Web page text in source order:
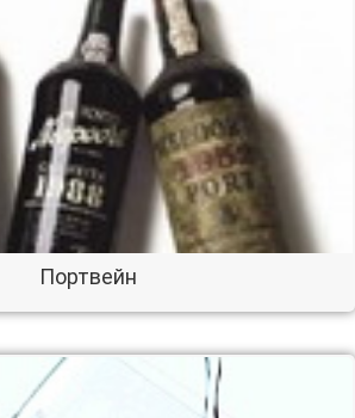
Портвейн